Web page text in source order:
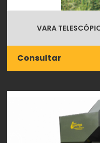
VARA
Consultar